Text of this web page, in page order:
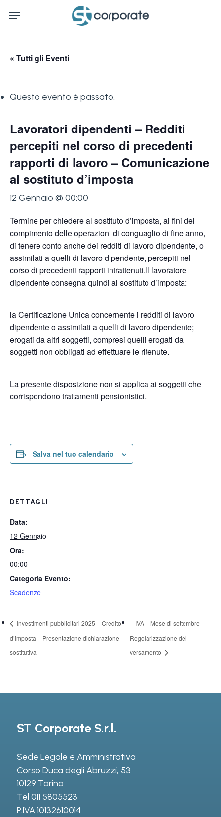
Menu
« Tutti gli Eventi
Questo evento è passato.
Lavoratori dipendenti – Redditi
percepiti nel corso di precedenti
rapporti di lavoro – Comunicazione
al sostituto d’imposta
12 Gennaio @ 00:00
Termine per chiedere al sostituto d’imposta, ai fini del
compimento delle operazioni di conguaglio di fine anno,
di tenere conto anche dei redditi di lavoro dipendente, o
assimilati a quelli di lavoro dipendente, percepiti nel
corso di precedenti rapporti intrattenuti.Il lavoratore
dipendente consegna quindi al sostituto d’imposta:
la Certificazione Unica concernente i redditi di lavoro
dipendente o assimilati a quelli di lavoro dipendente;
erogati da altri soggetti, compresi quelli erogati da
soggetti non obbligati ad effettuare le ritenute.
La presente disposizione non si applica ai soggetti che
corrispondono trattamenti pensionistici.
Salva nel tuo calendario
DETTAGLI
Data:
12 Gennaio
Ora:
00:00
Categoria Evento:
Scadenze
Investimenti pubblicitari 2025 – Credito
d’imposta – Presentazione dichiarazione
sostitutiva
IVA – Mese di settembre –
Regolarizzazione del
versamento
ST Corporate S.r.l.
Sede Legale e Amministrativa
Corso Duca degli Abruzzi, 53
10129 Torino
Tel 011 5805523
P.IVA 10132610014